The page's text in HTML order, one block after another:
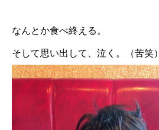
なんとか食べ終える。
そして思い出して、泣く。（苦笑）